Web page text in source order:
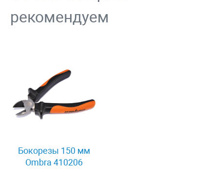
рекомендуем
Бокорезы 150 мм
Ombra 410206